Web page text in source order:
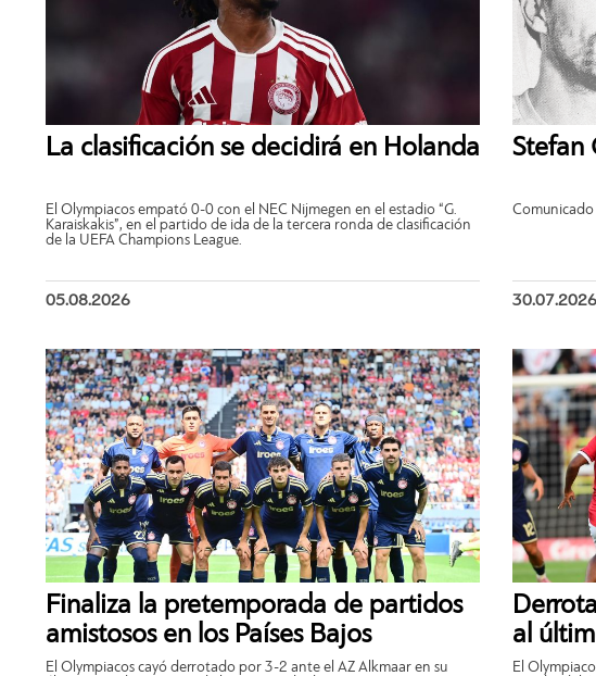
La clasificación se decidirá en Holanda
El Olympiacos empató 0-0 con el NEC Nijmegen en el estadio “G.
Karaiskakis”, en el partido de ida de la tercera ronda de clasificación
de la UEFA Champions League.
05.08.2026
Stefan
Comunicado
30.07.2026
Finaliza la pretemporada de partidos
amistosos en los Países Bajos
El Olympiacos cayó derrotado por 3-2 ante el AZ Alkmaar en su
al
El